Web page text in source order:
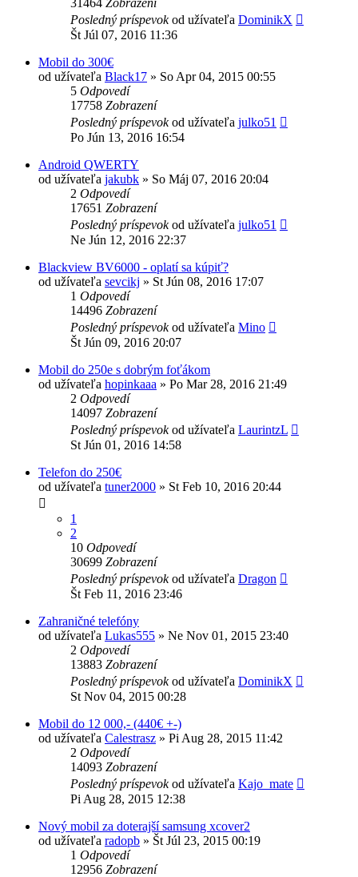
Posledný príspevokod užívateľa DominikX
Št Júl 07, 2016 11:36
Mobil do 300€
od užívateľa Black17 » So Apr 04, 2015 00:55
5 Odpovedí
17758 Zobrazení
Posledný príspevokod užívateľa julko51
Po Jún 13, 2016 16:54
Android QWERTY
od užívateľa jakubk » So Máj 07, 2016 20:04
2 Odpovedí
17651 Zobrazení
Posledný príspevokod užívateľa julko51
Ne Jún 12, 2016 22:37
Blackview BV6000 - oplatí sa kúpiť?
od užívateľa sevcikj » St Jún 08, 2016 17:07
1 Odpovedí
14496 Zobrazení
Posledný príspevokod užívateľa Mino
Št Jún 09, 2016 20:07
Mobil do 250e s dobrým foťákom
od užívateľa hopinkaaa » Po Mar 28, 2016 21:49
2 Odpovedí
14097 Zobrazení
Posledný príspevokod užívateľa LaurintzL
St Jún 01, 2016 14:58
Telefon do 250€
od užívateľa tuner2000 » St Feb 10, 2016 20:44
1
2
10 Odpovedí
30699 Zobrazení
Posledný príspevokod užívateľa Dragon
Št Feb 11, 2016 23:46
Zahraničné telefóny
od užívateľa Lukas555 » Ne Nov 01, 2015 23:40
2 Odpovedí
13883 Zobrazení
Posledný príspevokod užívateľa DominikX
St Nov 04, 2015 00:28
Mobil do 12 000,- (440€ +-)
od užívateľa Calestrasz » Pi Aug 28, 2015 11:42
2 Odpovedí
14093 Zobrazení
Posledný príspevokod užívateľa Kajo_mate
Pi Aug 28, 2015 12:38
Nový mobil za doterajší samsung xcover2
od užívateľa radopb » Št Júl 23, 2015 00:19
1 Odpovedí
12956 Zobrazení